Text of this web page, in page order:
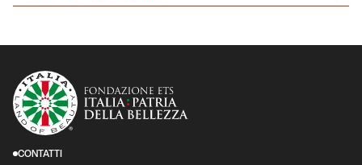
CONTATTI